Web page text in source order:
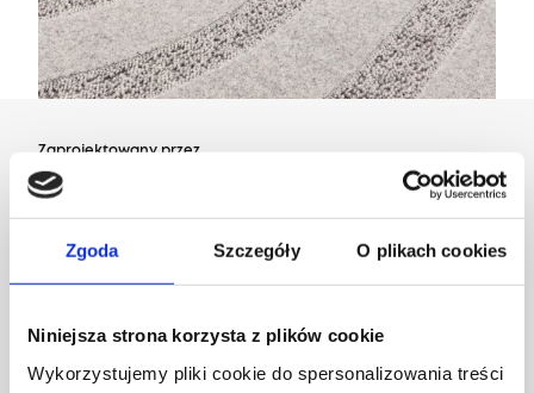
Zgoda Szczegóły O plikach cookies
Niniejsza strona korzysta z plików cookie
Wykorzystujemy pliki cookie do spersonalizowania treści
Zaprojektowany przez
Dział Wzornictwa Agnelli